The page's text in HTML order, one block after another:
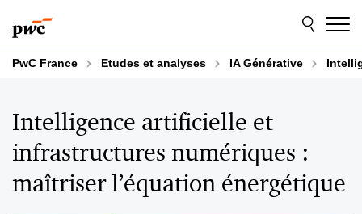
au
contenu
au
pied
dePwC France Etudes et analyses IA Générative
Intelligence artificielle et
infrastructures numériques :
maîtriser l’équation énergétique